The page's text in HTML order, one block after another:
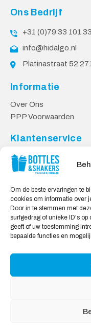
Om de beste ervaringen te
cookies om informatie over
Door in te stemmen met
surfgedrag of unieke ID's
geeft of uw toestemming
bepaalde functies en
Ons Bedrijf
+31 (0)79 33 101 33
info@hidalgo.nl
Platinastraat 52
Informatie
Over Ons
PPP Voorwaarden
Klantenservice
Contact
Levering &
Veilig Shoppen
My account
Winkelwagen